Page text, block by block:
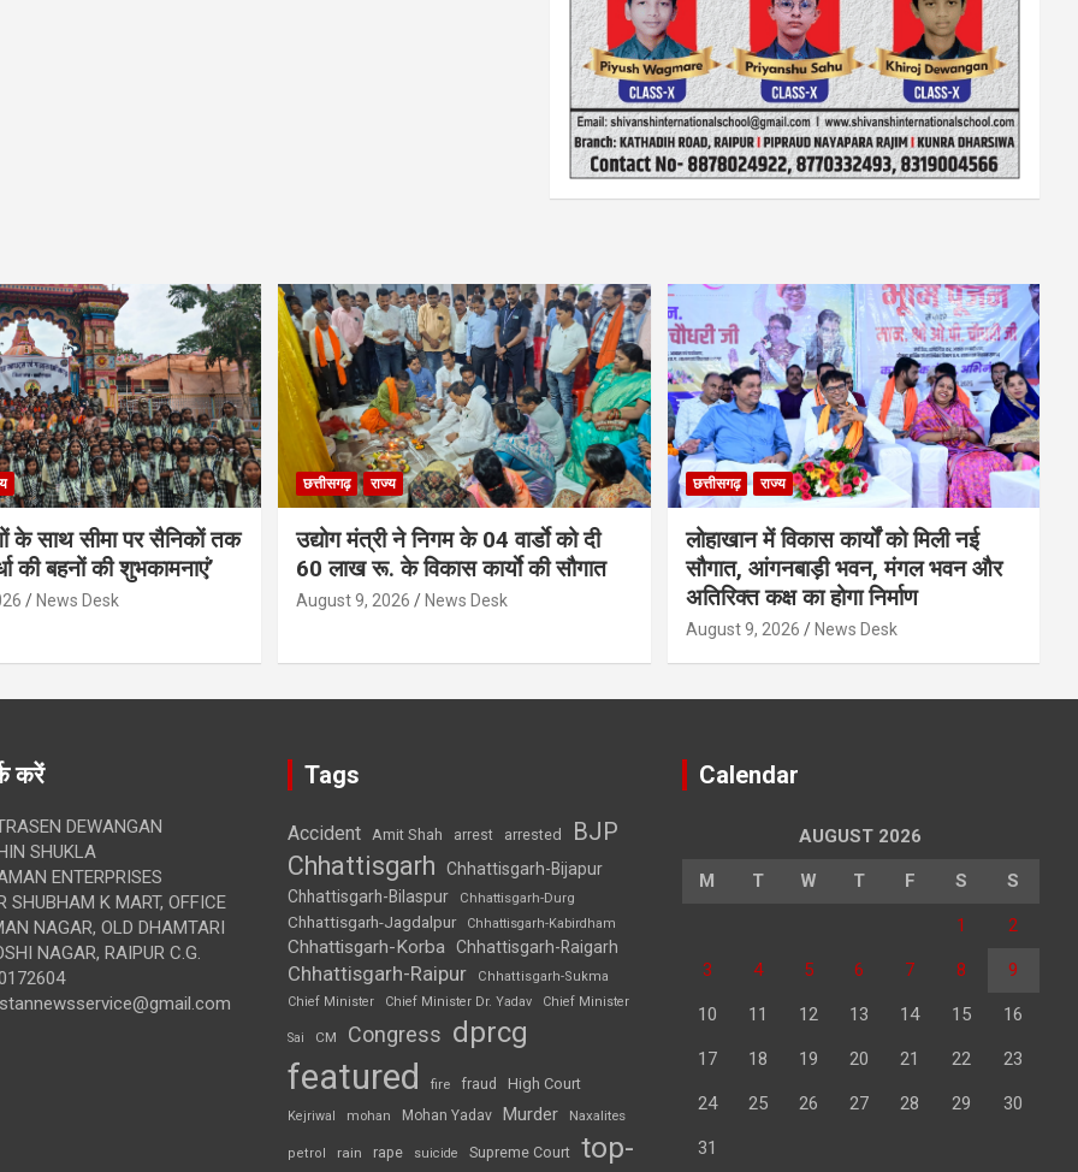
के साथ सीमा पर सैनिकों तक
की बहनों की शुभकामनाएं’
News Desk
छत्तीसगढ़ राज्य
उद्योग मंत्री ने निगम के 04 वार्डाे को दी
60 लाख रू. के विकास कार्याे की सौगात
August 9, 2026 News Desk
छत्तीसगढ़ राज्य
लोहाखान में विकास कार्यों को मिली नई
सौगात, आंगनबाड़ी भवन, मंगल भवन और
अतिरिक्त कक्ष का होगा निर्माण
August 9, 2026 News Desk
करें
DEWANGAN
SHUKLA
ENTERPRISES
SHUBHAM K MART, OFFICE
NAGAR, OLD DHAMTARI
NAGAR, RAIPUR C.G.
Tags
Accident Amit Shah arrest arrested BJP
Chhattisgarh
Chhattisgarh-Bijapur
Chhattisgarh-Bilaspur
Chhattisgarh-Durg
Chhattisgarh-Jagdalpur Chhattisgarh-Kabirdham
Chhattisgarh-Korba Chhattisgarh-Raigarh
Chhattisgarh-Raipur
Chhattisgarh-Sukma
Chief Minister
Chief Minister Dr. Yadav Chief Minister
Sai CM Congress dprcg
featured fire fraud High Court
Kejriwal mohan Mohan Yadav Murder Naxalites
petrol rain rape suicide Supreme Court top-
Calendar
AUGUST 2026
M T W T F S S
1 2
3 4 5 6 7 8 9
10 11 12 13 14 15 16
17 18 19 20 21 22 23
24 25 26 27 28 29 30
31